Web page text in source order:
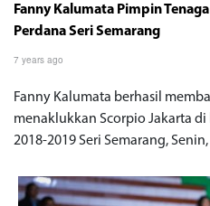
Fanny Kalumata Pimpin
Perdana Seri Semarang
7 years ago
Fanny Kalumata berhasil
menaklukkan Scorpio Jakarta
2018-2019 Seri Semarang, Senin,